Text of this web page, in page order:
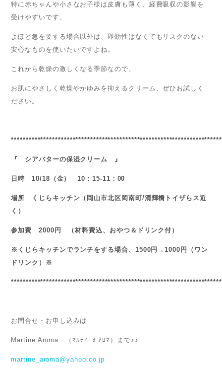
特に赤ちゃんや小さなお子様は皮膚も薄く、経費吸収の影響を
受けやすいです。
よほど急を要する場合以外は、即効性はなくてもリスクのない
安心なものを使いたいですよね。
これから乾燥の激しくなる季節なので、
お肌にやさしく乾燥やかゆみを抑えるクリーム、ぜひお試しく
ださい。
『 シアバターの保湿クリーム 』
日時 10/18（金） 10：15-11：00
場所 くじらキッチン（岡山市北区岡南町/清輝橋トイザらス近
く）
参加費 2000円 （材料費込、おやつ＆ドリンク付）
※くじらキッチンでランチをする場合、1500円→1000円（ワン
ドリンク）※
お問合せ・お申し込みは
Martine Aroma （ﾏﾙﾃｨｰﾇ ｱﾛﾏ）まで♪♪
martine_aroma@yahoo.co.jp